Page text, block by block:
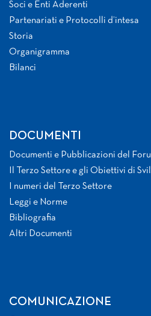
Soci e Enti Aderenti
Partenariati e Protocolli d’intesa
Storia
Organigramma
Bilanci
DOCUMENTI
Documenti e Pubblicazioni del
Il Terzo Settore e gli Obiettivi di
I numeri del Terzo Settore
Leggi e Norme
Bibliografia
Altri Documenti
COMUNICAZIONE